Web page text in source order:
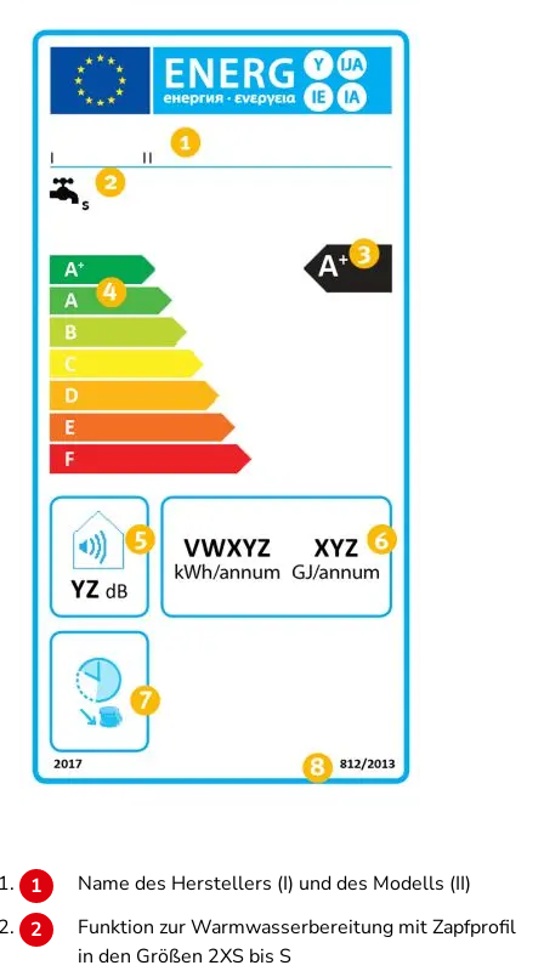
Name des Herstellers (I) und des Modells (II)
Funktion zur Warmwasserbereitung mit Zapfprofil
in den Größen 2XS bis S